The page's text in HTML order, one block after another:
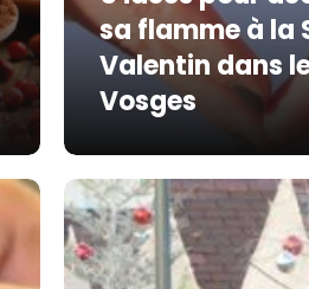
sa flamme à la
Valentin dans
Vosges